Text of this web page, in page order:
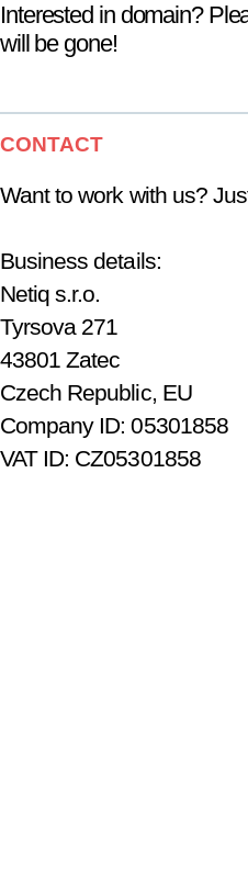
Interested in domain?
will be gone!
CONTACT
Want to work with us?
Business details:
Netiq s.r.o.
Tyrsova 271
43801 Zatec
Czech Republic, EU
Company ID: 05301858
VAT ID: CZ05301858